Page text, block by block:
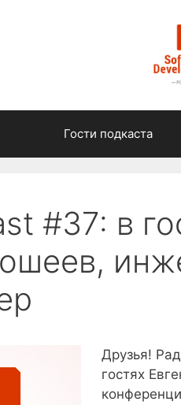
Гости подкаста
#37: в
Друзья!
гостях